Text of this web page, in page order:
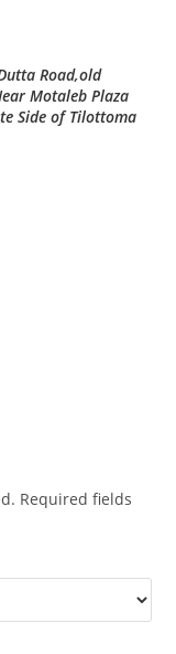
Road,old
Motaleb Plaza
Side of Tilottoma
Required fields